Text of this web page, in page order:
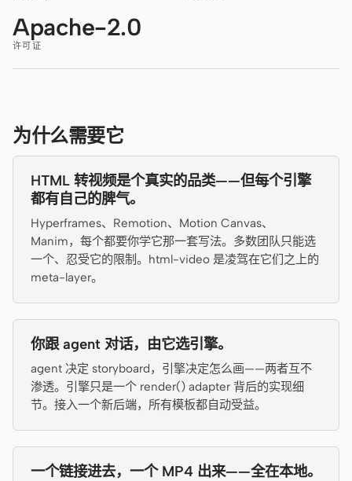
Pi
Mistral Vibe CLI
Qoder CLI
使用场景
原型 数据看板
视频 设计系统
角色
独立开发者 设计师
工程 产品经理
市场
工具
Apache-2.0
许可证
为什么需要它
HTML 转视频是个真实的品类——但每个引擎
都有自己的脾气。
Hyperframes、Remotion、Motion Canvas、
Manim，每个都要你学它那一套写法。多数团队只能选
一个、忍受它的限制。html-video 是凌驾在它们之上的
meta-layer。
你跟 agent 对话，由它选引擎。
agent 决定 storyboard，引擎决定怎么画——两者互不
渗透。引擎只是一个 render() adapter 背后的实现细
节。接入一个新后端，所有模板都自动受益。
一个链接进去，一个 MP4 出来——全在本地。